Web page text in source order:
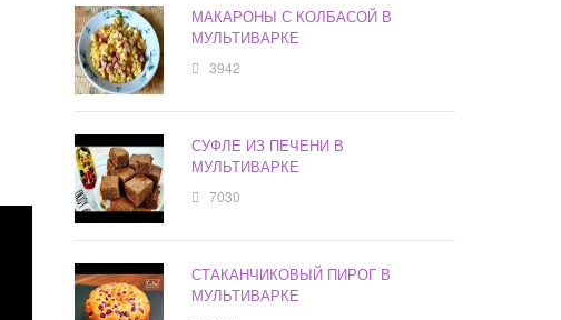
МАКАРОНЫ С КОЛБАСОЙ В
МУЛЬТИВАРКЕ
3942
СУФЛЕ ИЗ ПЕЧЕНИ В
МУЛЬТИВАРКЕ
7030
СТАКАНЧИКОВЫЙ ПИРОГ В
МУЛЬТИВАРКЕ